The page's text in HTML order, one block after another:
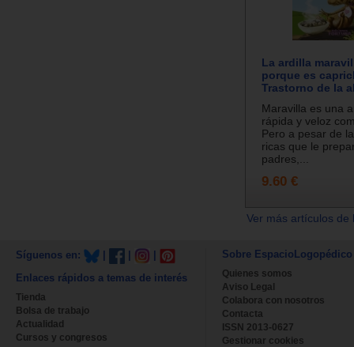
La ardilla
porque es
Trastorno de la
Maravilla es una
rápida y veloz
Pero a pesar de
ricas que le
padres,...
9.60 €
Ver más artículos
Síguenos en:
Enlaces rápidos a temas de interés
Tienda
Bolsa de trabajo
Actualidad
Cursos y congresos
Sobre EspacioLogopédico
Quienes somos
Aviso Legal
Colabora con nosotros
Contacta
ISSN 2013-0627
Gestionar cookies